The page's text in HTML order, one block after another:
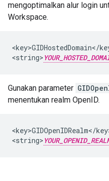
mengoptimalkan alur login
Workspace.
<key>GIDHostedDomain</
<string>
Gunakan parameter
menentukan realm OpenID.
<key>GIDOpenIDRealm</
<string>